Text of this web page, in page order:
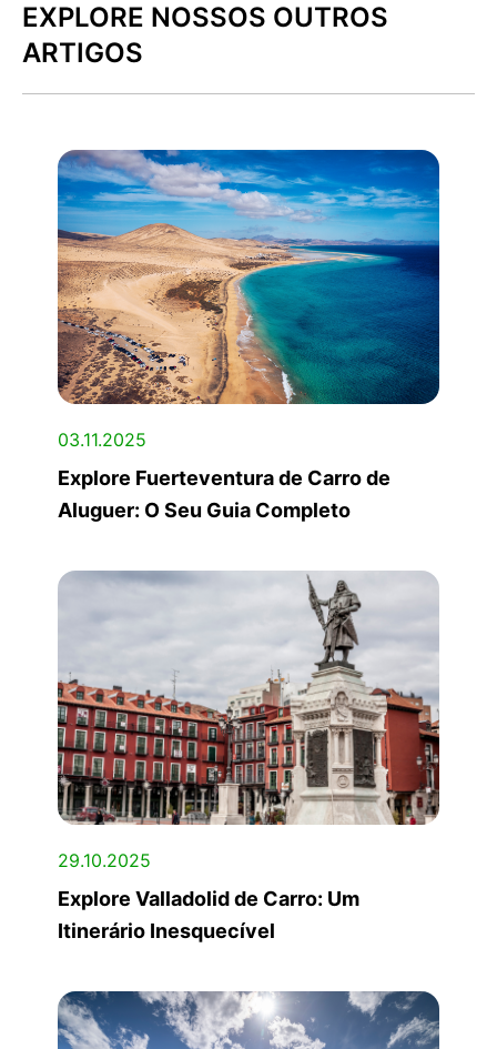
EXPLORE NOSSOS OUTROS
ARTIGOS
03.11.2025
Explore Fuerteventura de Carro de
Aluguer: O Seu Guia Completo
29.10.2025
Explore Valladolid de Carro: Um
Itinerário Inesquecível